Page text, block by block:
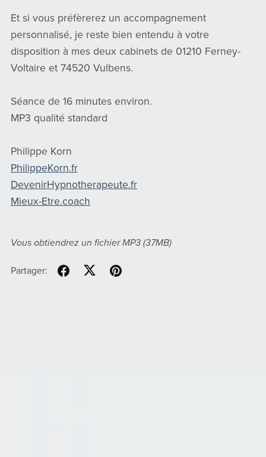
Et si vous préfèrerez un accompagnement
personnalisé, je reste bien entendu à votre
disposition à mes deux cabinets de 01210 Ferney-
Voltaire et 74520 Vulbens.
Séance de 16 minutes environ.
MP3 qualité standard
Philippe Korn
PhilippeKorn.fr
DevenirHypnotherapeute.fr
Mieux-Etre.coach
Vous obtiendrez un fichier MP3 (37MB)
Partager: